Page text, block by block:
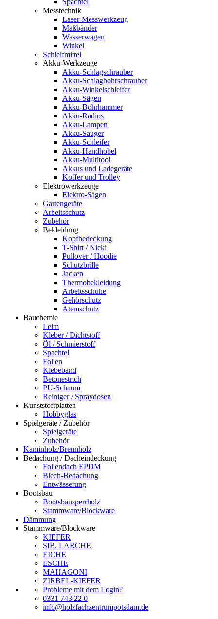
Spachtel
Messtechnik
Laser-Messwerkzeug
Maßbänder
Wasserwagen
Winkel
Schleifmittel
Akku-Werkzeuge
Akku-Schlagschrauber
Akku-Schlagbohrschrauber
Akku-Winkelschleifer
Akku-Sägen
Akku-Bohrhammer
Akku-Radios
Akku-Lampen
Akku-Sauger
Akku-Schleifer
Akku-Handhobel
Akku-Multitool
Akkus und Ladegeräte
Koffer und Trolley
Elektrowerkzeuge
Elektro-Sägen
Gartengeräte
Arbeitsschutz
Zubehör
Bekleidung
Kopfbedeckung
T-Shirt / Nicki
Pullover / Hoodie
Schutzbrille
Jacken
Thermobekleidung
Arbeitsschuhe
Gehörschutz
Atemschutz
Bauchemie
Leim
Kleber / Dichtstoff
Öl / Schmierstoff
Spachtel
Folien
Klebeband
Betonestrich
PU-Schaum
Reiniger / Spraydosen
Kunststoffplatten
Hobbyglas
Spielgeräte / Zubehör
Spielgeräte
Zubehör
Kaminholz/Brennholz
Bedachung / Dacheindeckung
Foliendach EPDM
Blech-Bedachung
Entwässerung
Bootsbau
Bootsbausperrholz
Stammware/Blockware
Dämmung
Stammware/Blockware
KIEFER
SIB. LÄRCHE
EICHE
ESCHE
MAHAGONI
ZIRBEL-KIEFER
Probleme mit dem Login?
0331 743 22 0
info@holzfachzentrumpotsdam.de